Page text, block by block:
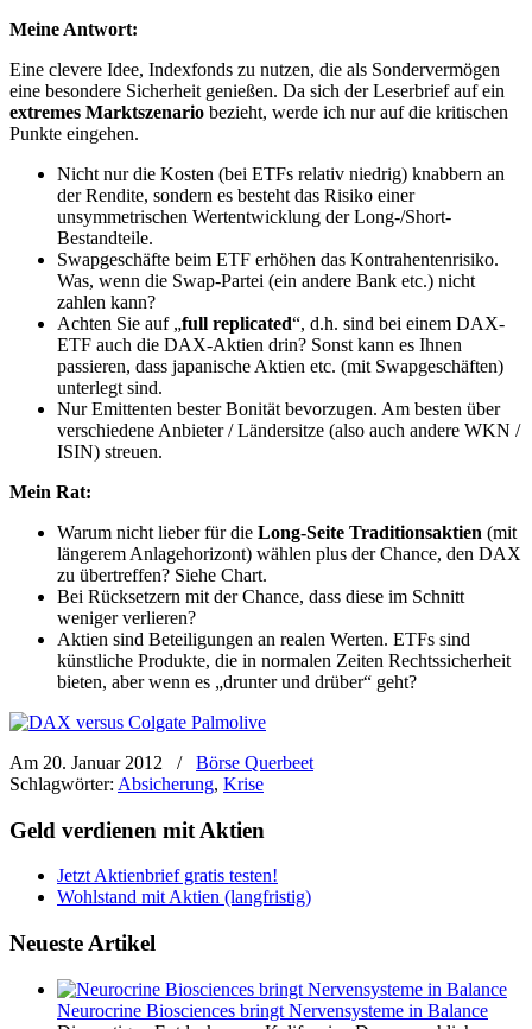
Meine Antwort:
Eine clevere Idee, Indexfonds zu nutzen, die als Sondervermögen
eine besondere Sicherheit genießen. Da sich der Leserbrief auf ein
extremes Marktszenario bezieht, werde ich nur auf die kritischen
Punkte eingehen.
Nicht nur die Kosten (bei ETFs relativ niedrig) knabbern an
der Rendite, sondern es besteht das Risiko einer
unsymmetrischen Wertentwicklung der Long-/Short-
Bestandteile.
Swapgeschäfte beim ETF erhöhen das Kontrahentenrisiko.
Was, wenn die Swap-Partei (ein andere Bank etc.) nicht
zahlen kann?
Achten Sie auf „full replicated“, d.h. sind bei einem DAX-
ETF auch die DAX-Aktien drin? Sonst kann es Ihnen
passieren, dass japanische Aktien etc. (mit Swapgeschäften)
unterlegt sind.
Nur Emittenten bester Bonität bevorzugen. Am besten über
verschiedene Anbieter / Ländersitze (also auch andere WKN /
ISIN) streuen.
Mein Rat:
Warum nicht lieber für die Long-Seite Traditionsaktien (mit
längerem Anlagehorizont) wählen plus der Chance, den DAX
zu übertreffen? Siehe Chart.
Bei Rücksetzern mit der Chance, dass diese im Schnitt
weniger verlieren?
Aktien sind Beteiligungen an realen Werten. ETFs sind
künstliche Produkte, die in normalen Zeiten Rechtssicherheit
bieten, aber wenn es „drunter und drüber“ geht?
Am 20. Januar 2012 /
Börse Querbeet
Schlagwörter: Absicherung, Krise
Geld verdienen mit Aktien
Jetzt Aktienbrief gratis testen!
Wohlstand mit Aktien (langfristig)
Neueste Artikel
Neurocrine Biosciences bringt Nervensysteme in Balance